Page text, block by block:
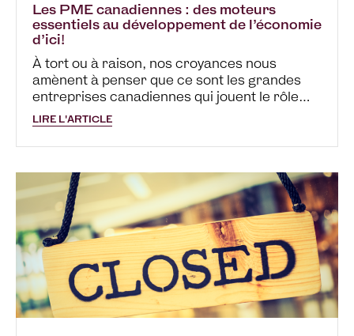
Les PME canadiennes : des moteurs
essentiels au développement de l’économie
d’ici!
À tort ou à raison, nos croyances nous
amènent à penser que ce sont les grandes
entreprises canadiennes qui jouent le rôle
des plus grands moteurs responsables de la
croissance et du rayonnement de notre
économie. Cependant, ce n’est pas…
LIRE L'ARTICLE